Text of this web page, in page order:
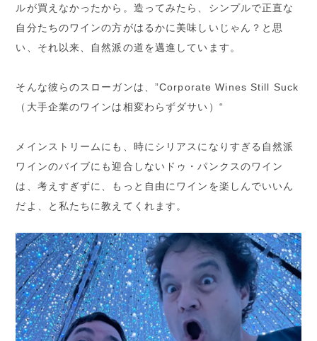
ルが買えなかったから。造ってみたら、シンプルで正直な
自分たちのワインの方がはるかに美味しいじゃん？と思
い、それ以来、自然派の道を邁進しています。
そんな彼らのスローガンは、”Corporate Wines Still Suck
（大手企業のワインは相変わらずダサい）“
メインストリームにも、時にシリアスになりすぎる自然派
ワインのバイブにも迎合しないドゥ・パンクスのワイン
は、考えすぎずに、もっと自由にワインを楽しんでいいん
だよ、と私たちに教えてくれます。